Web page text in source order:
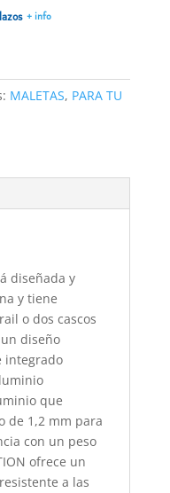
+ info
MALETAS, PARA TU
diseñada y
y tiene
o dos cascos
diseño
integrado
que
de 1,2 mm para
con un peso
ofrece un
a las